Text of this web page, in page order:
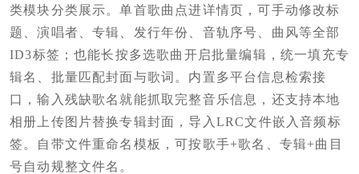
类模块分类展示。单首歌曲点进详情页，可手动修改标
题、演唱者、专辑、发行年份、音轨序号、曲风等全部
ID3标签；也能长按多选歌曲开启批量编辑，统一填充专
辑名、批量匹配封面与歌词。内置多平台信息检索接
口，输入残缺歌名就能抓取完整音乐信息，还支持本地
相册上传图片替换专辑封面，导入LRC文件嵌入音频标
签。自带文件重命名模板，可按歌手+歌名、专辑+曲目
号自动规整文件名。